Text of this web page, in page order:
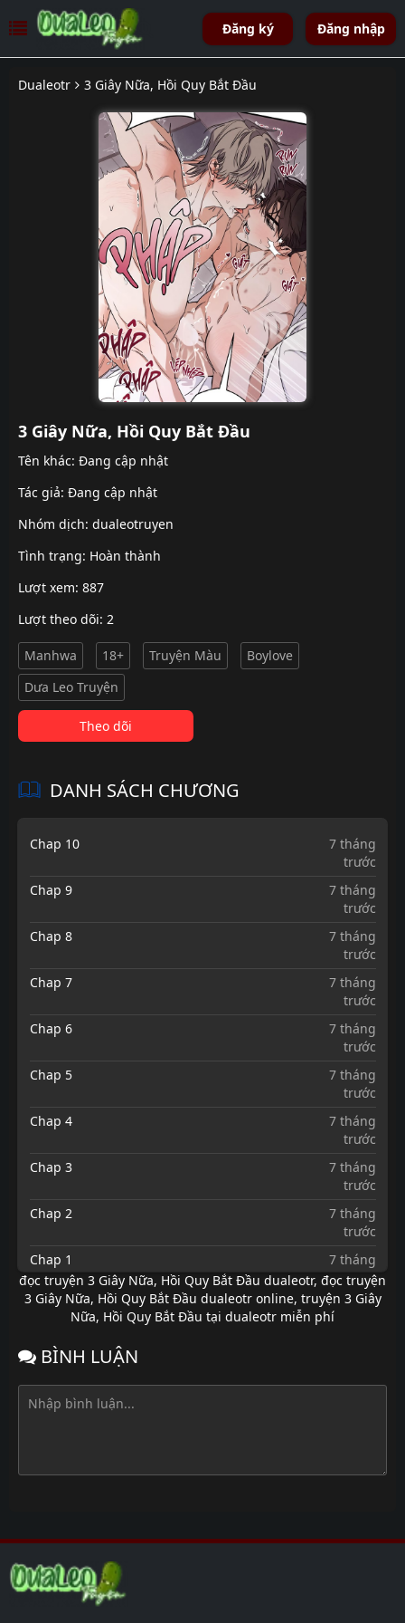
Đăng ký Đăng nhập
Dualeotr 3 Giây Nữa, Hồi Quy Bắt Đầu
3 Giây Nữa, Hồi Quy Bắt Đầu
Tên khác: Đang cập nhật
Tác giả: Đang cập nhật
Nhóm dịch: dualeotruyen
Tình trạng: Hoàn thành
Lượt xem: 887
Lượt theo dõi: 2
Manhwa 18+ Truyện Màu
Boylove
Dưa Leo Truyện
Theo dõi
DANH SÁCH CHƯƠNG
Chap 10
7 tháng
trước
Chap 9
7 tháng
trước
Chap 8
7 tháng
trước
Chap 7
7 tháng
trước
Chap 6
7 tháng
trước
Chap 5
7 tháng
trước
Chap 4
7 tháng
trước
Chap 3
7 tháng
trước
Chap 2
7 tháng
trước
Chap 1
7 tháng
trước
đọc truyện 3 Giây Nữa, Hồi Quy Bắt Đầu dualeotr, đọc truyện
3 Giây Nữa, Hồi Quy Bắt Đầu dualeotr online, truyện 3 Giây
Nữa, Hồi Quy Bắt Đầu tại dualeotr miễn phí
BÌNH LUẬN